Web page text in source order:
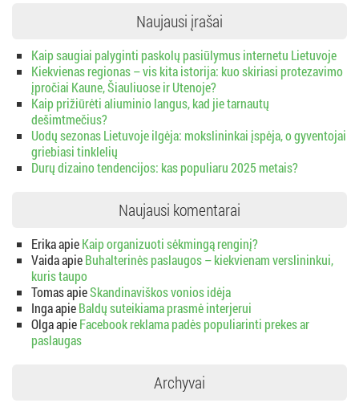
Naujausi įrašai
Kaip saugiai palyginti paskolų pasiūlymus internetu Lietuvoje
Kiekvienas regionas – vis kita istorija: kuo skiriasi protezavimo
įpročiai Kaune, Šiauliuose ir Utenoje?
Kaip prižiūrėti aliuminio langus, kad jie tarnautų
dešimtmečius?
Uodų sezonas Lietuvoje ilgėja: mokslininkai įspėja, o gyventojai
griebiasi tinklelių
Durų dizaino tendencijos: kas populiaru 2025 metais?
Naujausi komentarai
ErikaapieKaip organizuoti sėkmingą renginį?
VaidaapieBuhalterinės paslaugos – kiekvienam verslininkui,
kuris taupo
TomasapieSkandinaviškos vonios idėja
IngaapieBaldų suteikiama prasmė interjerui
OlgaapieFacebook reklama padės populiarinti prekes ar
paslaugas
Archyvai